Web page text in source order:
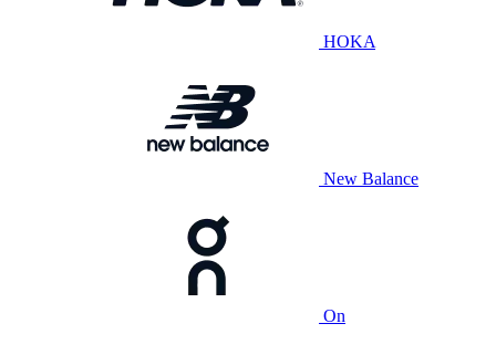
HOKA
New Balance
On